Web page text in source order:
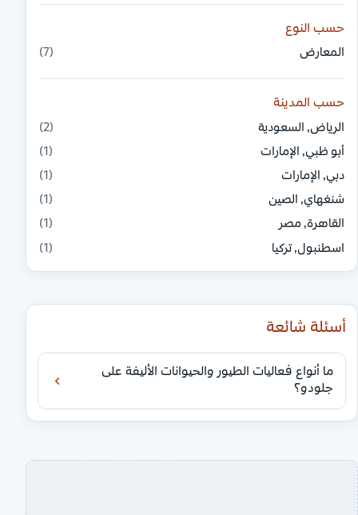
حسب النوع
المعارض (7)
حسب المدينة
الرياض, السعودية
(2)
أبو ظبي, الإمارات
(1)
دبي, الإمارات
(1)
شنغهاي, الصين
(1)
القاهرة, مصر
(1)
اسطنبول, تركيا
(1)
أسئلة شائعة
ما أنواع فعاليات الطيور والحيوانات الأليفة على
جلودو؟